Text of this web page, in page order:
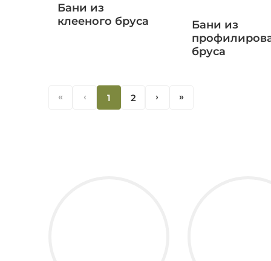
Бани из
клееного бруса
Бани из
бруса
« ‹ 1 2 ‹ «